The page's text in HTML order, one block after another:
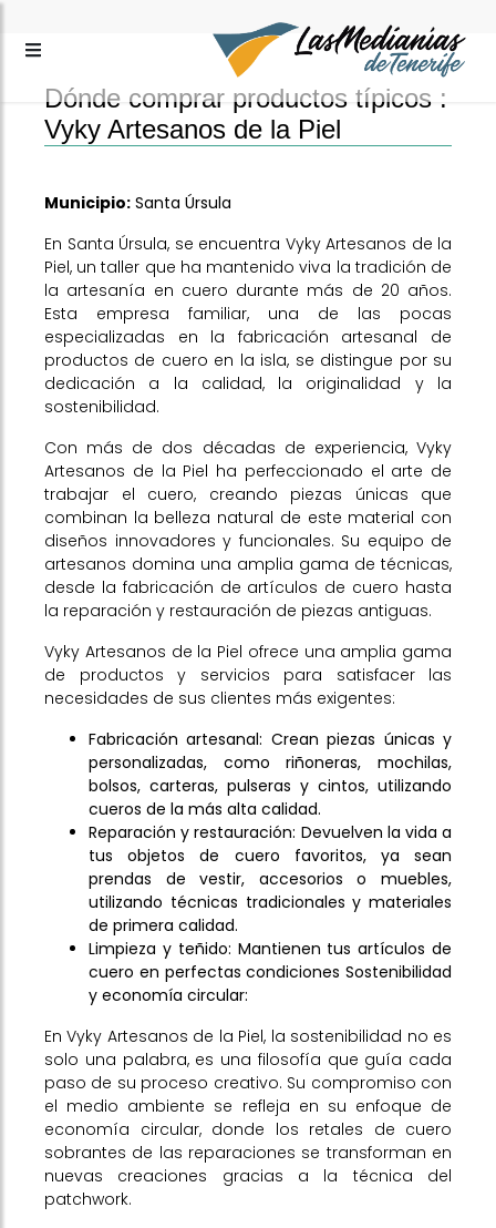
Dónde comprar productos típicos :
Vyky Artesanos de la Piel
Municipio: Santa Úrsula
En Santa Úrsula, se encuentra Vyky Artesanos de la
Piel, un taller que ha mantenido viva la tradición de
la artesanía en cuero durante más de 20 años.
Esta empresa familiar, una de las pocas
especializadas en la fabricación artesanal de
productos de cuero en la isla, se distingue por su
dedicación a la calidad, la originalidad y la
sostenibilidad.
Con más de dos décadas de experiencia, Vyky
Artesanos de la Piel ha perfeccionado el arte de
trabajar el cuero, creando piezas únicas que
combinan la belleza natural de este material con
diseños innovadores y funcionales. Su equipo de
artesanos domina una amplia gama de técnicas,
desde la fabricación de artículos de cuero hasta
la reparación y restauración de piezas antiguas.
Vyky Artesanos de la Piel ofrece una amplia gama
de productos y servicios para satisfacer las
necesidades de sus clientes más exigentes:
Fabricación artesanal: Crean piezas únicas y
personalizadas, como riñoneras, mochilas,
bolsos, carteras, pulseras y cintos, utilizando
cueros de la más alta calidad.
Reparación y restauración: Devuelven la vida a
tus objetos de cuero favoritos, ya sean
prendas de vestir, accesorios o muebles,
utilizando técnicas tradicionales y materiales
de primera calidad.
Limpieza y teñido: Mantienen tus artículos de
cuero en perfectas condiciones Sostenibilidad
y economía circular:
En Vyky Artesanos de la Piel, la sostenibilidad no es
solo una palabra, es una filosofía que guía cada
paso de su proceso creativo. Su compromiso con
el medio ambiente se refleja en su enfoque de
economía circular, donde los retales de cuero
sobrantes de las reparaciones se transforman en
nuevas creaciones gracias a la técnica del
patchwork.